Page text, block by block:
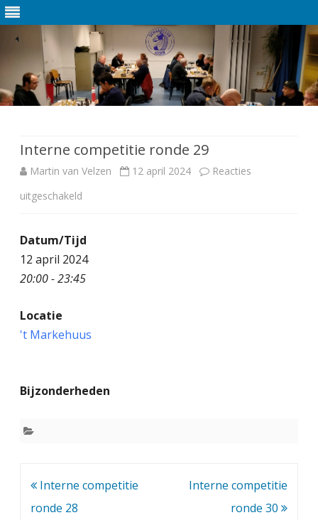
de
inhoud
Interne competitie ronde 29
Martin van Velzen 12 april 2024
Reacties
uitgeschakeld
o
r
o
Datum/Tijd
12 april 2024
20:00 - 23:45
Locatie
't Markehuus
Bijzonderheden
Bericht
navigatie
Interne competitie
ronde 28
Interne competitie
ronde 30